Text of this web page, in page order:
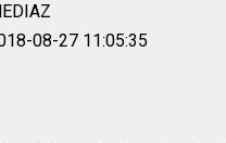
08-27 11:05:35